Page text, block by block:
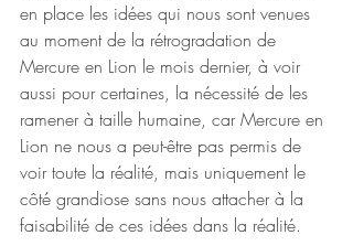
en place les idées qui nous sont venues
au moment de la rétrogradation de
Mercure en Lion le mois dernier, à voir
aussi pour certaines, la nécessité de les
ramener à taille humaine, car Mercure en
Lion ne nous a peut-être pas permis de
voir toute la réalité, mais uniquement le
côté grandiose sans nous attacher à la
faisabilité de ces idées dans la réalité.